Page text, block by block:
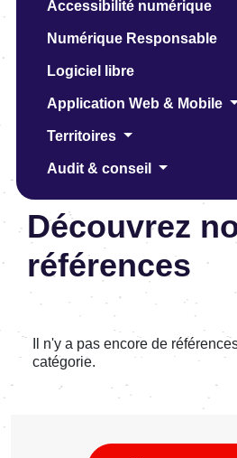
Accessibilité numérique
Numérique Responsable
Logiciel libre
Application Web & Mobile
Territoires
Audit & conseil
Découvrez
références
Il n'y a pas encore de
catégorie.